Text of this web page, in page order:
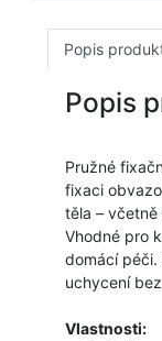
Popis
Popis
Pružné
fixaci
těla –
Vhodné pro
domácí péči.
uchycení
Vlastnosti: